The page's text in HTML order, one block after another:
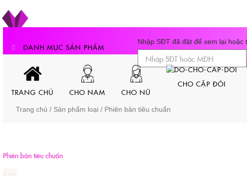
Skip
to
DANH MỤC SẢN PHẨM
TRANG CHỦ CHO NAM CHO NỮ
CHO CẶP ĐÔI
Trang chủ / Sản phẩm loại / Phiên bản tiêu chuẩn
Nhập SĐT đã đặt để xem lại hoặc
Phiên bản tiêu chuẩn